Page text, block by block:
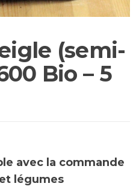
(semi-
Bio – 5
avec la commande
légumes